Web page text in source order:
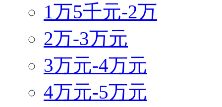
1万5千元-2万
2万-3万元
3万元-4万元
4万元-5万元